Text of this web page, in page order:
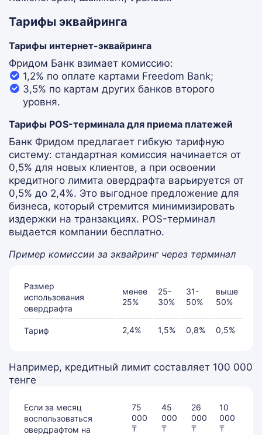
Тарифы эквайринга
Тарифы интернет-эквайринга
Фридом Банк взимает комиссию:
1,2% по оплате картами Freedom Bank;
3,5% по картам других банков второго
уровня.
Тарифы POS-терминала для приема платежей
Банк Фридом предлагает гибкую тарифную
систему: стандартная комиссия начинается от
0,5% для новых клиентов, а при освоении
кредитного лимита овердрафта варьируется от
0,5% до 2,4%. Это выгодное предложение для
бизнеса, который стремится минимизировать
издержки на транзакциях. POS-терминал
выдается компании бесплатно.
Пример комиссии за эквайринг через терминал
Размер
использования
овердрафта
менее
25%
25-
30%
31-
50%
выше
50%
Тариф 2,4% 1,5% 0,8% 0,5%
Например, кредитный лимит составляет 100 000
тенге
Если за месяц
воспользоваться
овердрафтом на
75
000
₸
45
000
₸
26
000
₸
10
000
₸